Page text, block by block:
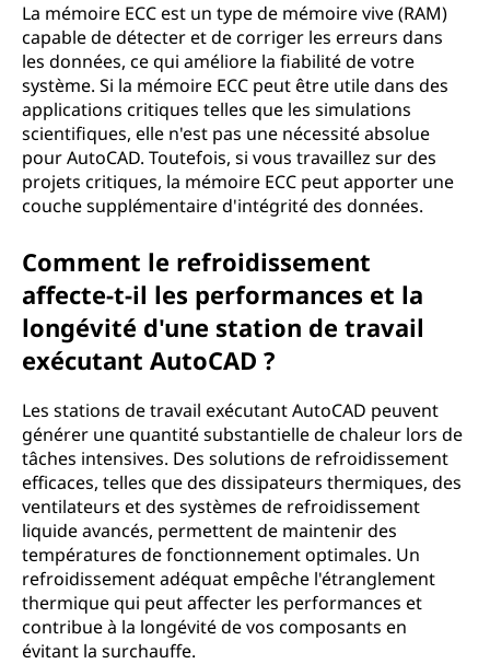
La mémoire ECC est un type de mémoire vive (RAM)
capable de détecter et de corriger les erreurs dans
les données, ce qui améliore la fiabilité de votre
système. Si la mémoire ECC peut être utile dans des
applications critiques telles que les simulations
scientifiques, elle n'est pas une nécessité absolue
pour AutoCAD. Toutefois, si vous travaillez sur des
projets critiques, la mémoire ECC peut apporter une
couche supplémentaire d'intégrité des données.
Comment le refroidissement
affecte-t-il les performances et la
longévité d'une station de travail
exécutant AutoCAD ?
Les stations de travail exécutant AutoCAD peuvent
générer une quantité substantielle de chaleur lors de
tâches intensives. Des solutions de refroidissement
efficaces, telles que des dissipateurs thermiques, des
ventilateurs et des systèmes de refroidissement
liquide avancés, permettent de maintenir des
températures de fonctionnement optimales. Un
refroidissement adéquat empêche l'étranglement
thermique qui peut affecter les performances et
contribue à la longévité de vos composants en
évitant la surchauffe.